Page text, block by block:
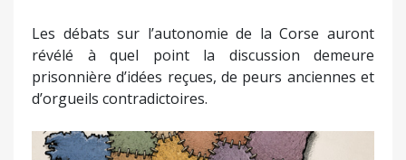
Les débats sur l’autonomie de la Corse auront
révélé à quel point la discussion demeure
prisonnière d’idées reçues, de peurs anciennes et
d’orgueils contradictoires.